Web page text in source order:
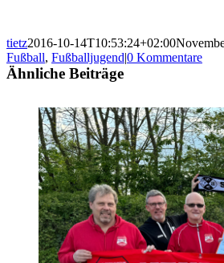
tietz2016-10-14T10:53:24+02:00
Fußball, Fußballjugend|0 Kommentare
Ähnliche Beiträge